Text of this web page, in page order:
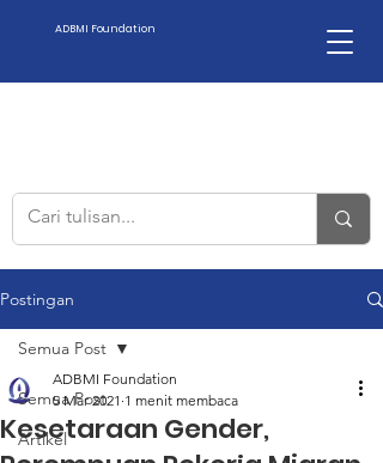
ADBMI Foundation
Postingan
Semua Post
Artikel
Semua Post
Kesetaraan Gender,
ADBMI Foundation
5 Mar 2021 1 menit membaca